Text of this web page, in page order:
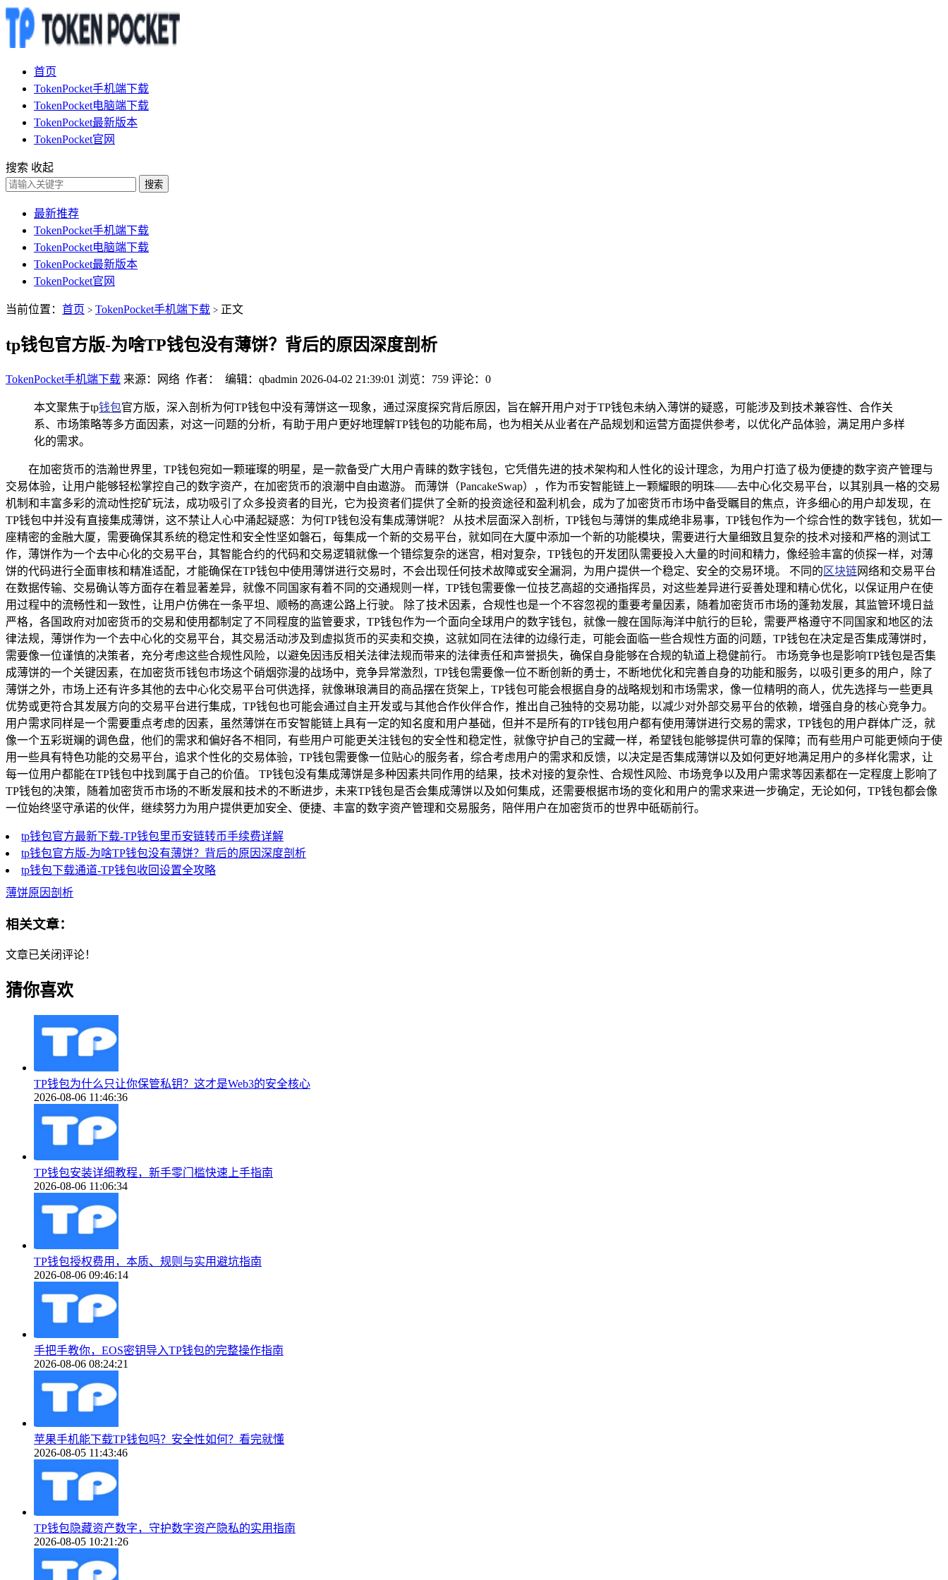
首页
TokenPocket手机端下载
TokenPocket电脑端下载
TokenPocket最新版本
TokenPocket官网
搜索 收起
搜索
最新推荐
TokenPocket手机端下载
TokenPocket电脑端下载
TokenPocket最新版本
TokenPocket官网
当前位置： 首页 > TokenPocket手机端下载 > 正文
tp钱包官方版-为啥TP钱包没有薄饼？背后的原因深度剖析
TokenPocket手机端下载 来源：网络 作者： 编辑：qbadmin 2026-04-02 21:39:01 浏览：759 评论：0
本文聚焦于tp钱包官方版，深入剖析为何TP钱包中没有薄饼这一现象，通过深度探究背后原因，旨在解开用户对于TP钱包未纳入薄饼的疑惑，可能涉及到技术兼容性、合作关
系、市场策略等多方面因素，对这一问题的分析，有助于用户更好地理解TP钱包的功能布局，也为相关从业者在产品规划和运营方面提供参考，以优化产品体验，满足用户多样
化的需求。
在加密货币的浩瀚世界里，TP钱包宛如一颗璀璨的明星，是一款备受广大用户青睐的数字钱包，它凭借先进的技术架构和人性化的设计理念，为用户打造了极为便捷的数字资产管理与
交易体验，让用户能够轻松掌控自己的数字资产，在加密货币的浪潮中自由遨游。 而薄饼（PancakeSwap），作为币安智能链上一颗耀眼的明珠——去中心化交易平台，以其别具一格的交易
机制和丰富多彩的流动性挖矿玩法，成功吸引了众多投资者的目光，它为投资者们提供了全新的投资途径和盈利机会，成为了加密货币市场中备受瞩目的焦点，许多细心的用户却发现，在
TP钱包中并没有直接集成薄饼，这不禁让人心中涌起疑惑：为何TP钱包没有集成薄饼呢？ 从技术层面深入剖析，TP钱包与薄饼的集成绝非易事，TP钱包作为一个综合性的数字钱包，犹如一
座精密的金融大厦，需要确保其系统的稳定性和安全性坚如磐石，每集成一个新的交易平台，就如同在大厦中添加一个新的功能模块，需要进行大量细致且复杂的技术对接和严格的测试工
作，薄饼作为一个去中心化的交易平台，其智能合约的代码和交易逻辑就像一个错综复杂的迷宫，相对复杂，TP钱包的开发团队需要投入大量的时间和精力，像经验丰富的侦探一样，对薄
饼的代码进行全面审核和精准适配，才能确保在TP钱包中使用薄饼进行交易时，不会出现任何技术故障或安全漏洞，为用户提供一个稳定、安全的交易环境。 不同的 区块链网络和交易平台
在数据传输、交易确认等方面存在着显著差异，就像不同国家有着不同的交通规则一样，TP钱包需要像一位技艺高超的交通指挥员，对这些差异进行妥善处理和精心优化，以保证用户在使
用过程中的流畅性和一致性，让用户仿佛在一条平坦、顺畅的高速公路上行驶。 除了技术因素，合规性也是一个不容忽视的重要考量因素，随着加密货币市场的蓬勃发展，其监管环境日益
严格，各国政府对加密货币的交易和使用都制定了不同程度的监管要求，TP钱包作为一个面向全球用户的数字钱包，就像一艘在国际海洋中航行的巨轮，需要严格遵守不同国家和地区的法
律法规，薄饼作为一个去中心化的交易平台，其交易活动涉及到虚拟货币的买卖和交换，这就如同在法律的边缘行走，可能会面临一些合规性方面的问题，TP钱包在决定是否集成薄饼时，
需要像一位谨慎的决策者，充分考虑这些合规性风险，以避免因违反相关法律法规而带来的法律责任和声誉损失，确保自身能够在合规的轨道上稳健前行。 市场竞争也是影响TP钱包是否集
成薄饼的一个关键因素，在加密货币钱包市场这个硝烟弥漫的战场中，竞争异常激烈，TP钱包需要像一位不断创新的勇士，不断地优化和完善自身的功能和服务，以吸引更多的用户，除了
薄饼之外，市场上还有许多其他的去中心化交易平台可供选择，就像琳琅满目的商品摆在货架上，TP钱包可能会根据自身的战略规划和市场需求，像一位精明的商人，优先选择与一些更具
优势或更符合其发展方向的交易平台进行集成，TP钱包也可能会通过自主开发或与其他合作伙伴合作，推出自己独特的交易功能，以减少对外部交易平台的依赖，增强自身的核心竞争力。
用户需求同样是一个需要重点考虑的因素，虽然薄饼在币安智能链上具有一定的知名度和用户基础，但并不是所有的TP钱包用户都有使用薄饼进行交易的需求，TP钱包的用户群体广泛，就
像一个五彩斑斓的调色盘，他们的需求和偏好各不相同，有些用户可能更关注钱包的安全性和稳定性，就像守护自己的宝藏一样，希望钱包能够提供可靠的保障；而有些用户可能更倾向于使
用一些具有特色功能的交易平台，追求个性化的交易体验，TP钱包需要像一位贴心的服务者，综合考虑用户的需求和反馈，以决定是否集成薄饼以及如何更好地满足用户的多样化需求，让
每一位用户都能在TP钱包中找到属于自己的价值。 TP钱包没有集成薄饼是多种因素共同作用的结果，技术对接的复杂性、合规性风险、市场竞争以及用户需求等因素都在一定程度上影响了
TP钱包的决策，随着加密货币市场的不断发展和技术的不断进步，未来TP钱包是否会集成薄饼以及如何集成，还需要根据市场的变化和用户的需求来进一步确定，无论如何，TP钱包都会像
一位始终坚守承诺的伙伴，继续努力为用户提供更加安全、便捷、丰富的数字资产管理和交易服务，陪伴用户在加密货币的世界中砥砺前行。
tp钱包官方最新下载-TP钱包里币安链转币手续费详解
tp钱包官方版-为啥TP钱包没有薄饼？背后的原因深度剖析
tp钱包下载通道-TP钱包收回设置全攻略
薄饼原因剖析
相关文章：
文章已关闭评论！
猜你喜欢
TP钱包为什么只让你保管私钥？这才是Web3的安全核心
2026-08-06 11:46:36
TP钱包安装详细教程，新手零门槛快速上手指南
2026-08-06 11:06:34
TP钱包授权费用，本质、规则与实用避坑指南
2026-08-06 09:46:14
手把手教你，EOS密钥导入TP钱包的完整操作指南
2026-08-06 08:24:21
苹果手机能下载TP钱包吗？安全性如何？看完就懂
2026-08-05 11:43:46
TP钱包隐藏资产数字，守护数字资产隐私的实用指南
2026-08-05 10:21:26